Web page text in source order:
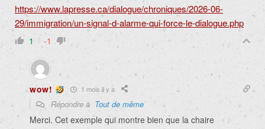
https://www.lapresse.ca/dialogue/chroniques/2026-06-
29/immigration/un-signal-d-alarme-qui-force-le-dialogue.php
1 -1
wow! 1 mois il y a
Répondre à Tout de même
Merci. Cet exemple qui montre bien que la chaire